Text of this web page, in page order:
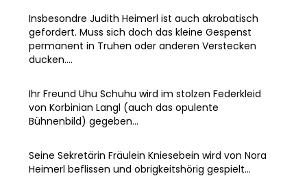
Insbesondre Judith Heimerl ist auch akrobatisch
gefordert. Muss sich doch das kleine Gespenst
permanent in Truhen oder anderen Verstecken
ducken....
Ihr Freund Uhu Schuhu wird im stolzen Federkleid
von Korbinian Langl (auch das opulente
Bühnenbild) gegeben...
Seine Sekretärin Fräulein Kniesebein wird von Nora
Heimerl beflissen und obrigkeitshörig gespielt...